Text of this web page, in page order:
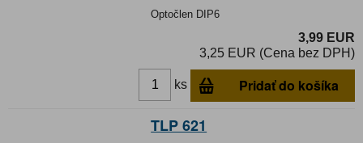
Optočlen DIP6
3,99 EUR
3,25 EUR (Cena bez DPH)
ks Pridať do košíka
TLP 621